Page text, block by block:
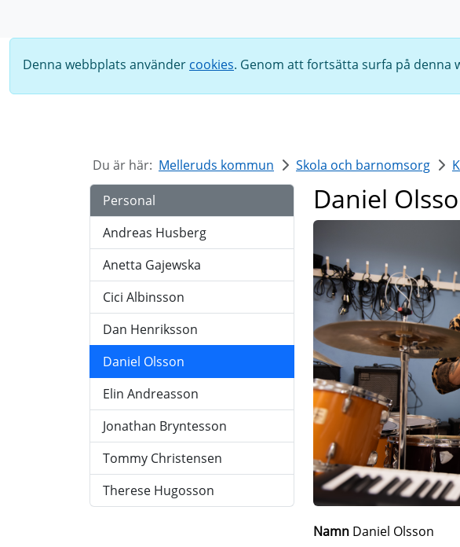
Denna webbplats använder cookies. Genom att fortsätta surfa på denna
Du är här: Melleruds kommun Skola och barnomsorg
Personal
Andreas Husberg
Anetta Gajewska
Cici Albinsson
Dan Henriksson
Daniel Olsson
Elin Andreasson
Jonathan Bryntesson
Tommy Christensen
Therese Hugosson
Daniel
Namn Daniel Olsson